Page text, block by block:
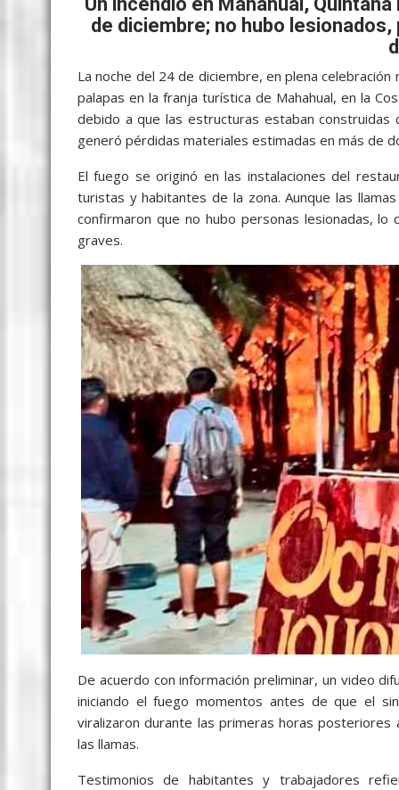
o
o
k
A
p
p
n
g
er
e a
m
de diciembre; no hubo
La noche del 24 de diciembre, en plena
palapas en la franja turística de Mahahual, en la
debido a que las estructuras estaban
generó pérdidas materiales estimadas en más de
El fuego se originó en las instalaciones del
turistas y habitantes de la zona. Aunque las
confirmaron que no hubo personas lesionadas, lo
graves.
De acuerdo con información preliminar, un video
iniciando el fuego momentos antes de que el
viralizaron durante las primeras horas posteriores
las llamas.
Testimonios de habitantes y trabajadores